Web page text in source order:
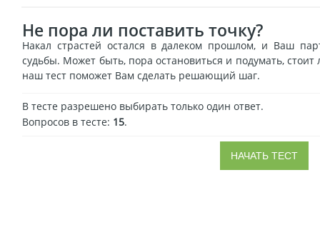
Не пора ли поставить точку?
Накал страстей остался в далеком прошлом, и Ваш
судьбы. Может быть, пора остановиться и подумать,
наш тест поможет Вам сделать решающий шаг.
В тесте разрешено выбирать только один ответ.
Вопросов в тесте: 15.